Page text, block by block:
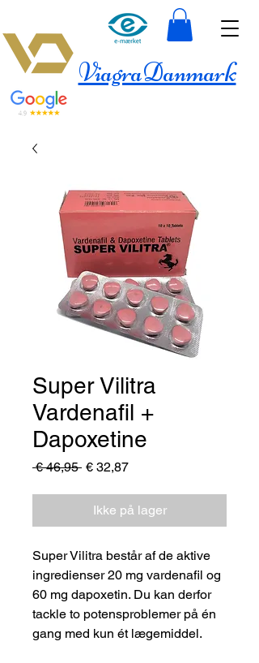
ViagraDanmark
Super Vilitra
Vardenafil +
Dapoxetine
€ 46,95 Regulær
€ 32,87Salgspris
Ikke på lager
Super Vilitra består af de aktive
ingredienser 20 mg vardenafil og
60 mg dapoxetin. Du kan derfor
tackle to potensproblemer på én
gang med kun ét lægemiddel.